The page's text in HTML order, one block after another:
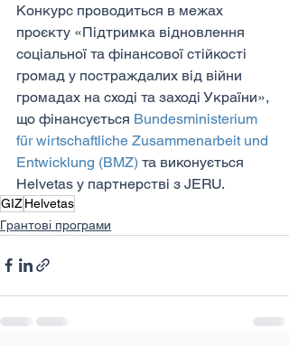
Конкурс проводиться в межах
проєкту «Підтримка відновлення
соціальної та фінансової стійкості
громад у постраждалих від війни
громадах на сході та заході України»,
що фінансується Bundesministerium
für wirtschaftliche Zusammenarbeit und
Entwicklung (BMZ) та виконується
Helvetas у партнерстві з JERU.
GIZHelvetas
Грантові програми